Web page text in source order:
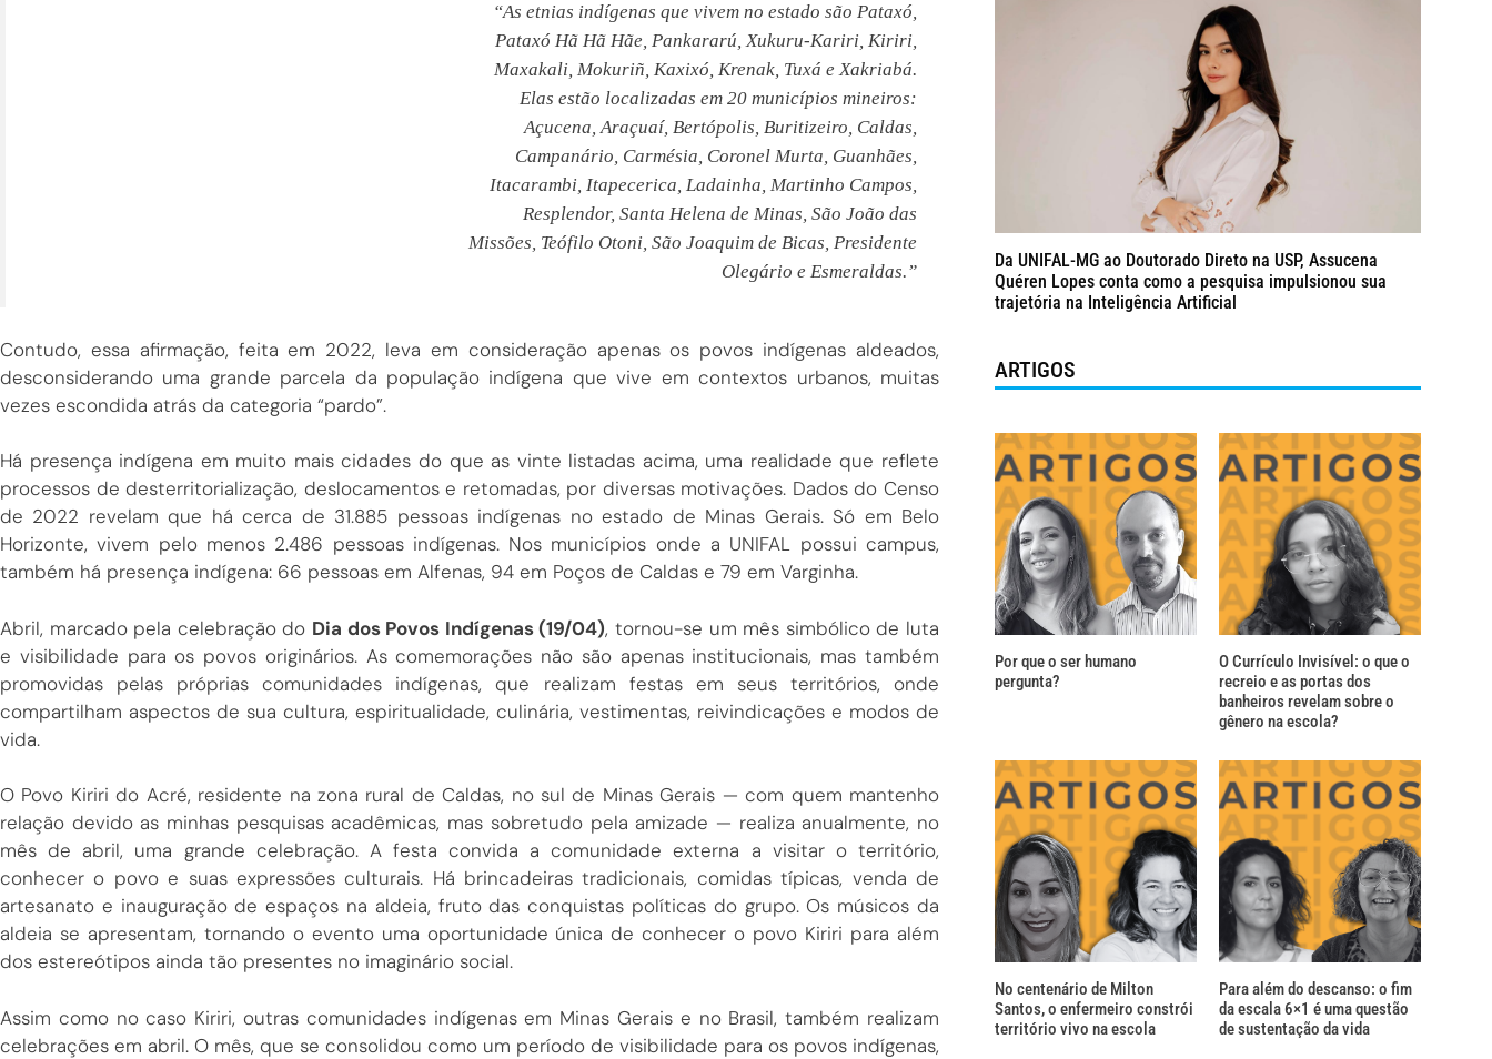
“As etnias indígenas que vivem no estado são Pataxó,
Pataxó Hã Hã Hãe, Pankararú, Xukuru-Kariri, Kiriri,
Maxakali, Mokuriñ, Kaxixó, Krenak, Tuxá e Xakriabá.
Elas estão localizadas em 20 municípios mineiros:
Açucena, Araçuaí, Bertópolis, Buritizeiro, Caldas,
Campanário, Carmésia, Coronel Murta, Guanhães,
Itacarambi, Itapecerica, Ladainha, Martinho Campos,
Resplendor, Santa Helena de Minas, São João das
Missões, Teófilo Otoni, São Joaquim de Bicas, Presidente
Olegário e Esmeraldas.”
Contudo, essa afirmação, feita em 2022, leva em consideração apenas os povos indígenas aldeados,
desconsiderando uma grande parcela da população indígena que vive em contextos urbanos, muitas
vezes escondida atrás da categoria “pardo”.
Há presença indígena em muito mais cidades do que as vinte listadas acima, uma realidade que reflete
processos de desterritorialização, deslocamentos e retomadas, por diversas motivações. Dados do Censo
de 2022 revelam que há cerca de 31.885 pessoas indígenas no estado de Minas Gerais. Só em Belo
Horizonte, vivem pelo menos 2.486 pessoas indígenas. Nos municípios onde a UNIFAL possui campus,
também há presença indígena: 66 pessoas em Alfenas, 94 em Poços de Caldas e 79 em Varginha.
Abril, marcado pela celebração do Dia dos Povos Indígenas (19/04), tornou-se um mês simbólico de luta
e visibilidade para os povos originários. As comemorações não são apenas institucionais, mas também
promovidas pelas próprias comunidades indígenas, que realizam festas em seus territórios, onde
compartilham aspectos de sua cultura, espiritualidade, culinária, vestimentas, reivindicações e modos de
vida.
O Povo Kiriri do Acré, residente na zona rural de Caldas, no sul de Minas Gerais — com quem mantenho
relação devido as minhas pesquisas acadêmicas, mas sobretudo pela amizade — realiza anualmente, no
mês de abril, uma grande celebração. A festa convida a comunidade externa a visitar o território,
conhecer o povo e suas expressões culturais. Há brincadeiras tradicionais, comidas típicas, venda de
artesanato e inauguração de espaços na aldeia, fruto das conquistas políticas do grupo. Os músicos da
aldeia se apresentam, tornando o evento uma oportunidade única de conhecer o povo Kiriri para além
dos estereótipos ainda tão presentes no imaginário social.
Assim como no caso Kiriri, outras comunidades indígenas em Minas Gerais e no Brasil, também realizam
celebrações em abril. O mês, que se consolidou como um período de visibilidade para os povos indígenas,
Da UNIFAL-MG ao Doutorado Direto na USP, Assucena
Quéren Lopes conta como a pesquisa impulsionou sua
trajetória na Inteligência Artificial
ARTIGOS
Por que o ser humano
pergunta?
O Currículo Invisível: o que o
recreio e as portas dos
banheiros revelam sobre o
gênero na escola?
No centenário de Milton
Santos, o enfermeiro constrói
território vivo na escola
Para além do descanso: o fim
da escala 6×1 é uma questão
de sustentação da vida